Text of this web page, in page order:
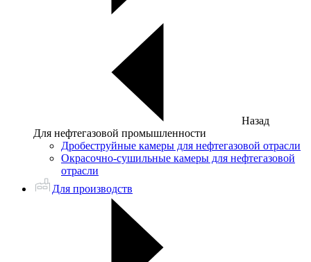
Назад
Для нефтегазовой промышленности
Дробеструйные камеры для нефтегазовой отрасли
Окрасочно-сушильные камеры для нефтегазовой
отрасли
Для производств